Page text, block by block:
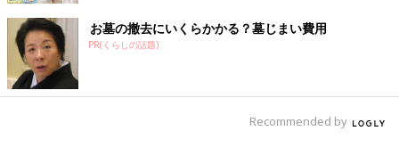
お墓の撤去にいくらかかる？墓じまい費用
PR(くらしの話題)
Recommended by